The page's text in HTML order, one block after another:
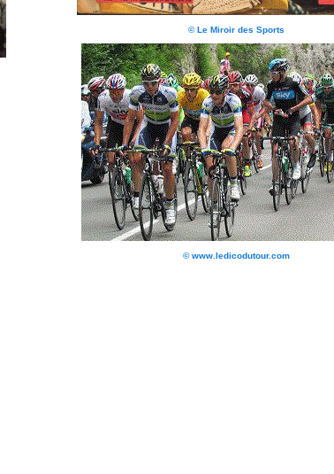
© Le Miroir des Sports
© www.ledicodutour.com